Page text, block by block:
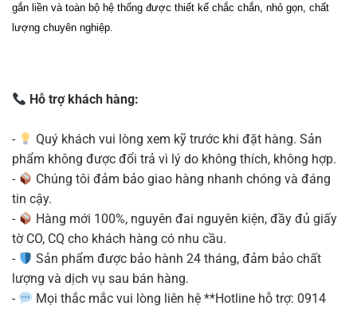
gắn liền và toàn bộ hệ thống được thiết kế chắc chắn, nhỏ gọn, chất
lượng chuyên nghiệp.
Hỗ trợ khách hàng:
-
Quý khách vui lòng xem kỹ trước khi đặt hàng. Sản
phẩm không được đổi trả vì lý do không thích, không hợp.
-
Chúng tôi đảm bảo giao hàng nhanh chóng và đáng
tin cậy.
-
Hàng mới 100%, nguyên đai nguyên kiện, đầy đủ giấy
tờ CO, CQ cho khách hàng có nhu cầu.
-
Sản phẩm được bảo hành 24 tháng, đảm bảo chất
lượng và dịch vụ sau bán hàng.
-
Mọi thắc mắc vui lòng liên hệ **Hotline hỗ trợ: 0914